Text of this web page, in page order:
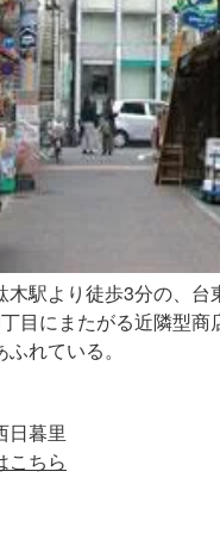
駅より徒歩3分の、台
目にまたがる近隣型商
れている。
日暮里
こちら